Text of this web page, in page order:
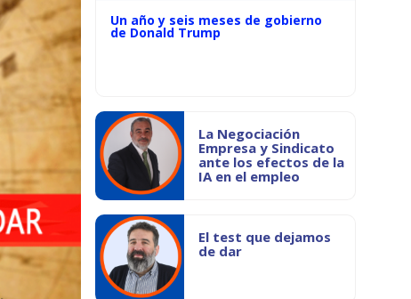
Un año y seis meses de gobierno
de Donald Trump
La Negociación
Empresa y Sindicato
ante los efectos de la
IA en el empleo
El test que dejamos
de dar